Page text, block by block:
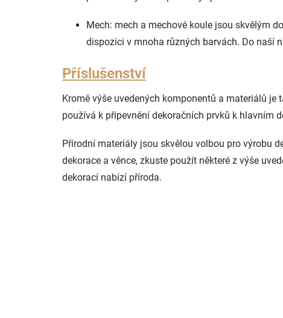
Mech: mech a mechové koule jsou skvělým
dispozici v mnoha různých barvách. Do naší
Příslušenství
Kromě výše uvedených komponentů a materiálů
používá k připevnění dekoračních prvků k hlavním
Přírodní materiály jsou skvělou volbou pro výrobu
dekorace a věnce, zkuste použít některé z výše
dekorací nabízí příroda.